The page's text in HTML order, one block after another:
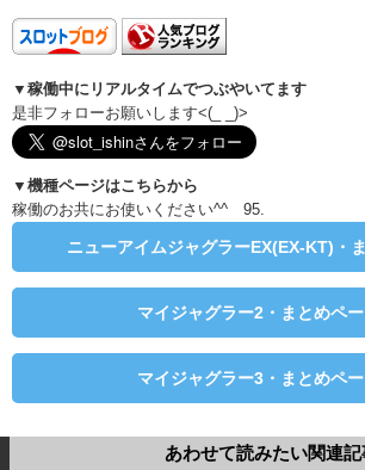
▼稼働中にリアルタイムでつぶやいてます
是非フォローお願いします<(_ _)>
▼機種ページはこちらから
稼働のお共にお使いください^^ 95.
ニューアイムジャグラーEX(EX-KT)・
マイジャグラー2・まとめペ
マイジャグラー3・まとめペ
あわせて読みたい関連記